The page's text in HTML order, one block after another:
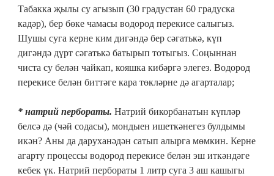
Табакка җылы су агызып (30 градустан 60 градуска
кадәр), бер бөке чамасы водород перекисе салыгыз.
Шушы суга керне ким дигәндә бер сәгатькә, күп
дигәндә дүрт сәгатькә батырып тотыгыз. Соңыннан
чиста су белән чайкап, кояшка кибәргә элегез. Водород
перекисе белән биттәге кара төкләрне дә агарталар;
* натрий пербораты. Натрий бикорбанатын күпләр
белсә дә (чәй содасы), мондыен ишеткәнегез булдымы
икән? Аны да даруханәдән сатып алырга мөмкин. Керне
агарту процессы водород перекисе белән эш иткәндәге
кебек үк. Натрий пербораты 1 литр суга 3 аш кашыгы